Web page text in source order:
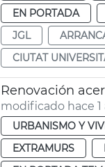
EN PORTADA
JGL
CIUTAT
Renovación
modificado hace 1
URBANISMO Y
EXTRAMURS